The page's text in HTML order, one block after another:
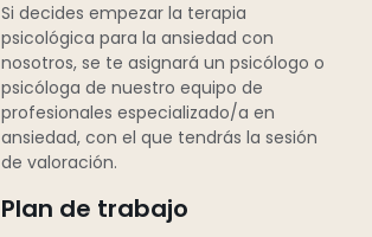
Si decides empezar la terapia
psicológica para la ansiedad con
nosotros, se te asignará un psicólogo o
psicóloga de nuestro equipo de
profesionales especializado/a en
ansiedad, con el que tendrás la sesión
de valoración.
Plan de trabajo